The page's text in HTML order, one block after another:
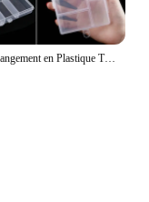
Boîte de Rangement en Plastique Transparent pour Bijoux, Compartiment Réglable, Conteneur pour Perles, Boucles d'Oreilles, Rectangulaire